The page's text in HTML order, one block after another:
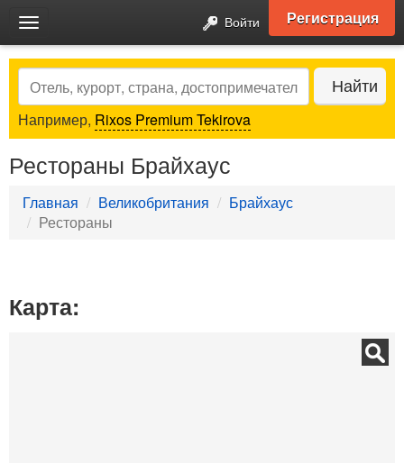
Toggle
navigation
Войти Регистрация
Search Найти
Например, Rixos Premium Tekirova
Рестораны Брайхаус
Главная Великобритания
Брайхаус
Рестораны
Карта: